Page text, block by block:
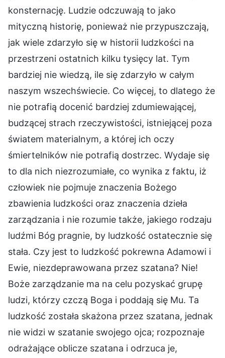
konsternację. Ludzie odczuwają to jako
mityczną historię, ponieważ nie przypuszczają,
jak wiele zdarzyło się w historii ludzkości na
przestrzeni ostatnich kilku tysięcy lat. Tym
bardziej nie wiedzą, ile się zdarzyło w całym
naszym wszechświecie. Co więcej, to dlatego że
nie potrafią docenić bardziej zdumiewającej,
budzącej strach rzeczywistości, istniejącej poza
światem materialnym, a której ich oczy
śmiertelników nie potrafią dostrzec. Wydaje się
to dla nich niezrozumiałe, co wynika z faktu, iż
człowiek nie pojmuje znaczenia Bożego
zbawienia ludzkości oraz znaczenia dzieła
zarządzania i nie rozumie także, jakiego rodzaju
ludźmi Bóg pragnie, by ludzkość ostatecznie się
stała. Czy jest to ludzkość pokrewna Adamowi i
Ewie, niezdeprawowana przez szatana? Nie!
Boże zarządzanie ma na celu pozyskać grupę
ludzi, którzy czczą Boga i poddają się Mu. Ta
ludzkość została skażona przez szatana, jednak
nie widzi w szatanie swojego ojca; rozpoznaje
odrażające oblicze szatana i odrzuca je,